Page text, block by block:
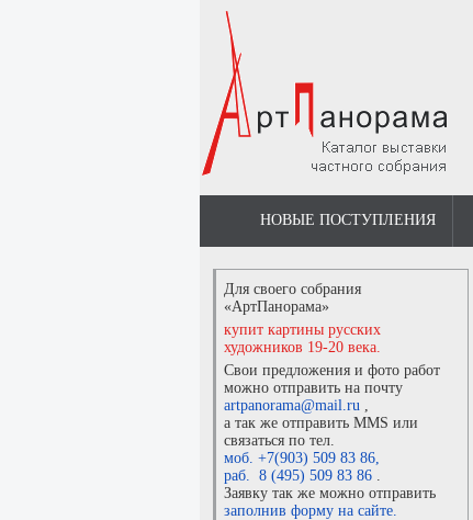
НОВЫЕ ПОСТУПЛЕНИЯ
Для своего собрания
«АртПанорама»
купит картины русских
художников 19-20 века.
Свои предложения и фото работ
можно отправить на почту
artpanorama@mail.ru ,
а так же отправить MMS или
связаться по тел.
моб. +7(903) 509 83 86,
раб. 8 (495) 509 83 86 .
Заявку так же можно отправить
заполнив форму на сайте.